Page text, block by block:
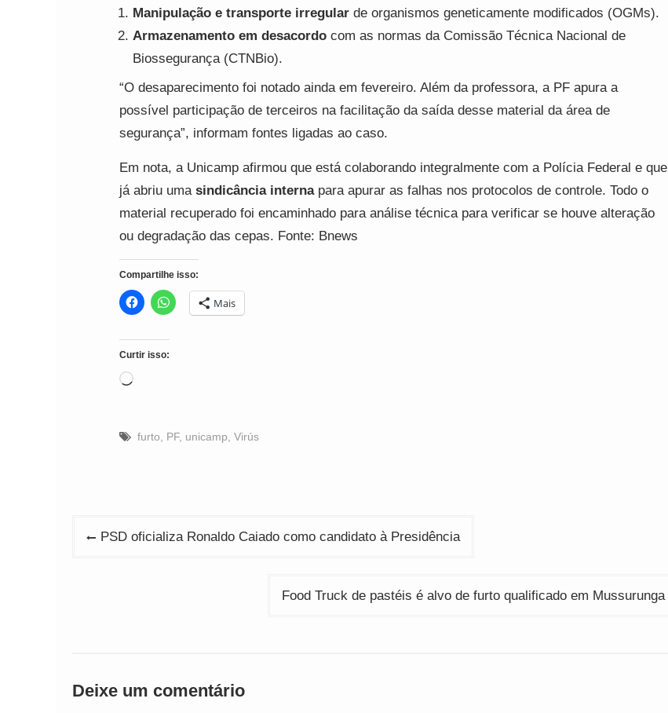
Manipulação e transporte irregular de organismos geneticamente modificados (OGMs).
Armazenamento em desacordo com as normas da Comissão Técnica Nacional de
Biossegurança (CTNBio).
“O desaparecimento foi notado ainda em fevereiro. Além da professora, a PF apura a
possível participação de terceiros na facilitação da saída desse material da área de
segurança”, informam fontes ligadas ao caso.
Em nota, a Unicamp afirmou que está colaborando integralmente com a Polícia Federal e que
já abriu uma sindicância internapara apurar as falhas nos protocolos de controle. Todo o
material recuperado foi encaminhado para análise técnica para verificar se houve alteração
ou degradação das cepas. Fonte: Bnews
Compartilhe isso:
Mais
Curtir isso:
Carregando...
furto PF, unicamp Virús
Navegação
PSD oficializa Ronaldo Caiado como candidato à Presidência
Food Truck de pastéis é alvo de furto qualificado em Mussurunga
Deixe um comentário